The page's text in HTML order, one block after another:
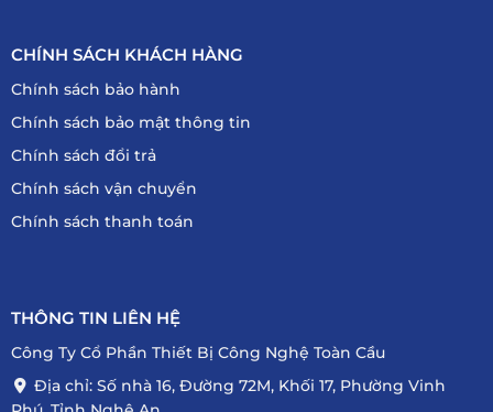
CHÍNH SÁCH KHÁCH HÀNG
Chính sách bảo hành
Chính sách bảo mật thông tin
Chính sách đổi trả
Chính sách vận chuyển
Chính sách thanh toán
THÔNG TIN LIÊN HỆ
Công Ty Cổ Phần Thiết Bị Công Nghệ Toàn Cầu
Địa chỉ: Số nhà 16, Đường 72M, Khối 17, Phường Vinh